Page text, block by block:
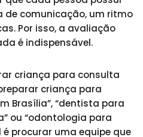
de comunicação, um ritmo
Por isso, a avaliação
é indispensável.
criança para consulta
criança para
Brasília”, “dentista para
ou “odontologia para
procurar uma equipe que